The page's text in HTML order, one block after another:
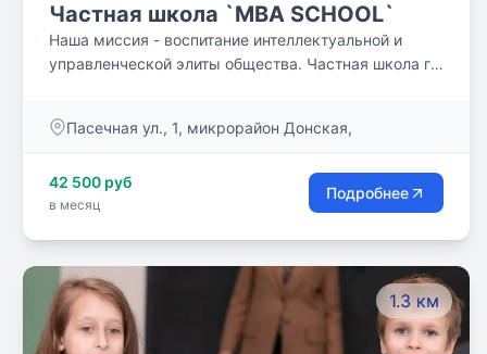
Частная школа `MBA SCHOOL`
Наша миссия - воспитание интеллектуальной и
управленческой элиты общества. Частная школа г.
Ломоносова. Классы по 10 человек
Пасечная ул., 1, микрорайон Донская,
42 500 руб
в месяц
Подробнее
1.3 км